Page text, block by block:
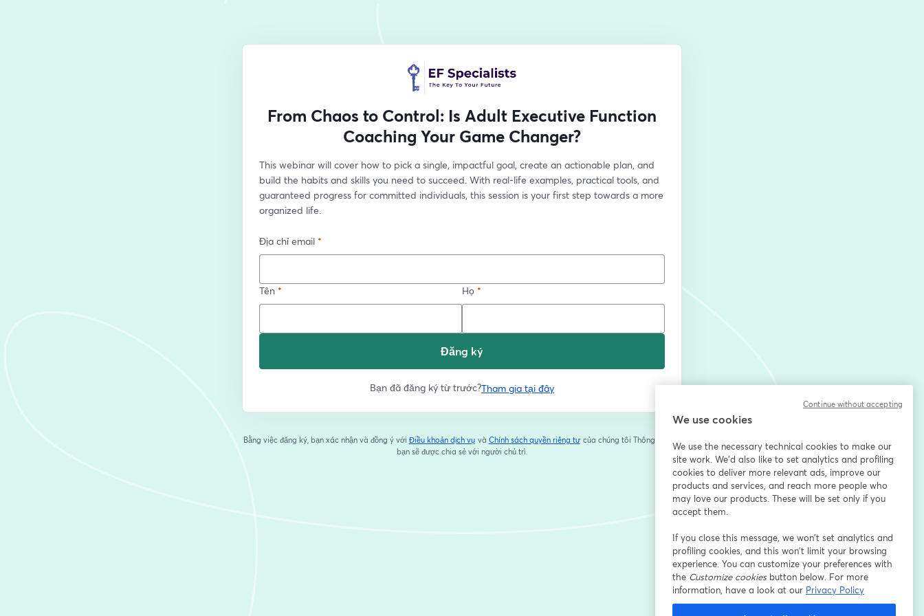
From Chaos to Control: Is Adult Executive Function
Coaching Your Game Changer?
This webinar will cover how to pick a single, impactful goal, create an actionable plan, and
build the habits and skills you need to succeed. With real-life examples, practical tools, and
guaranteed progress for committed individuals, this session is your first step towards a more
organized life.
Địa chỉ email *
Tên * Họ *
Đăng ký
Bạn đã đăng ký từ trước?Tham gia tại đây
Bằng việc đăng ký, bạn xác nhận và đồng ý với Điều khoản dịch vụ
mở trong tab mới
và Chính sách quyền riêng tư
mở trong tab mới
của chúng tôi Thông tin của
bạn sẽ được chia sẻ với người chủ trì.
We use cookies
We use the necessary technical cookies to make our
site work. We'd also like to set analytics and profiling
cookies to deliver more relevant ads, improve our
products and services, and reach more people who
may love our products. These will be set only if you
accept them.
If you close this message, we won’t set analytics and
profiling cookies, and this won’t limit your browsing
experience. You can customize your preferences with
the Customize cookiesbutton below. For more
information, have a look at our Privacy Policy
Continue without accepting